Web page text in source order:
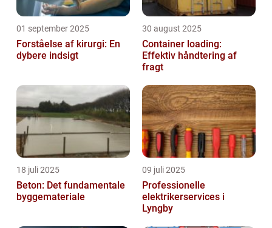
01 september 2025
Forståelse af kirurgi: En
dybere indsigt
30 august 2025
Container loading:
Effektiv håndtering af
fragt
18 juli 2025
Beton: Det fundamentale
byggemateriale
09 juli 2025
Professionelle
elektrikerservices i
Lyngby